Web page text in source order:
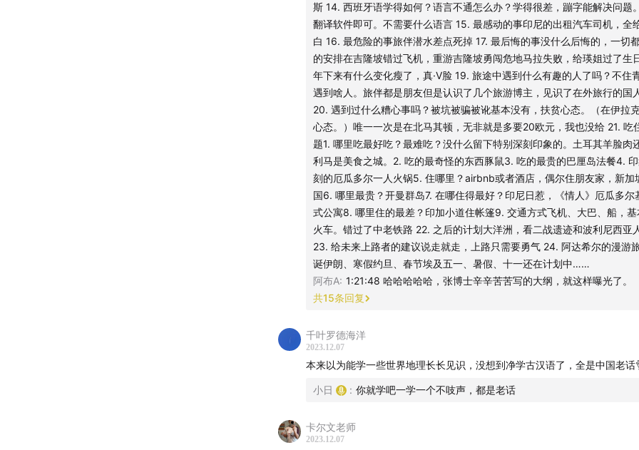
微博：@日谈公园
小红书：日谈公园
即刻：日谈李小日
B站：日谈公园
| 商务合作 |
欢迎发送邮件至 bbpark@ritanbbpark.com
斯 14. 西班牙语学得如何？语言不通怎么办？ ​学得很差，蹦字能解决问题
翻译软件即可。不需要什么语言 15. 最感动的事 ​印尼的出租汽车司机，全
白 16. 最危险的事 ​旅伴潜水差点死掉 17. 最后悔的事 ​没什么后悔的，一切
的安排 ​在吉隆坡错过飞机，重游吉隆坡 ​勇闯危地马拉失败，给瑛姐过了生
年下来有什么变化 ​瘦了，真·V脸 19. 旅途中遇到什么有趣的人了吗？ ​不住
遇到啥人。旅伴都是朋友 ​但是认识了几个旅游博主，见识了在外旅行的国
20. 遇到过什么糟心事吗？被坑被骗被讹 ​基本没有，扶贫心态。（在伊拉
心态。） ​唯一一次是在北马其顿，无非就是多要20欧元，我也没给 21. 吃
题 ​1. 哪里吃最好吃？最难吃？ ​​没什么留下特别深刻印象的。土耳其羊脸肉
利马是美食之城。 ​2. 吃的最奇怪的东西 ​​豚鼠 ​3. 吃的最贵的 ​​巴厘岛法餐 ​4.
刻的 ​​厄瓜多尔一人火锅 ​5. 住哪里？ ​​airbnb或者酒店，偶尔住朋友家，新加
国 ​6. 哪里最贵？ ​​开曼群岛 ​7. 在哪住得最好？ ​​印尼日惹，《情人》 ​​厄瓜多尔
式公寓​ ​8. 哪里住的最差？ ​​印加小道住帐篷 ​9. 交通方式 ​​飞机、大巴、船，
火车。错过了中老铁路 22. 之后的计划 ​大洋洲，看二战遗迹和波利尼西亚
23. 给未来上路者的建议 ​说走就走，上路只需要勇气 24. 阿达希尔的漫游
诞伊朗、寒假约旦、春节埃及 ​五一、暑假、十一还在计划中…… ​
阿布A: 1:21:48 哈哈哈哈哈，张博士辛辛苦苦写的大纲，就这样曝光了。
共15条回复
千叶罗德海洋
2023.12.07
本来以为能学一些世界地理长长见识，没想到净学古汉语了，全是中国老话
小日 : 你就学吧一学一个不吱声，都是老话
卡尔文老师
2023.12.07